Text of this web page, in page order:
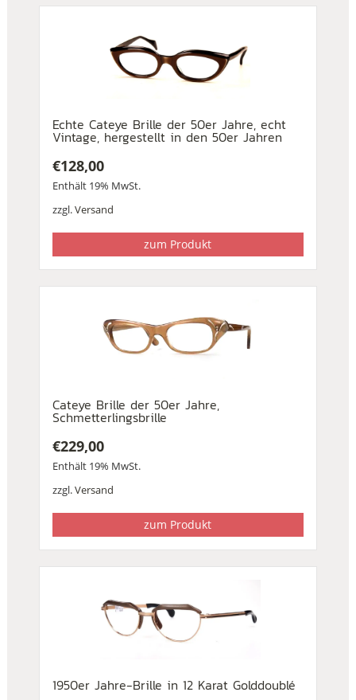
Echte Cateye Brille der 50er Jahre, echt
Vintage, hergestellt in den 50er Jahren
€128,00
Enthält 19% MwSt.
zzgl.Versand
zum Produkt
Cateye Brille der 50er Jahre,
Schmetterlingsbrille
€229,00
Enthält 19% MwSt.
zzgl.Versand
zum Produkt
1950er Jahre-Brille in 12 Karat Golddoublé